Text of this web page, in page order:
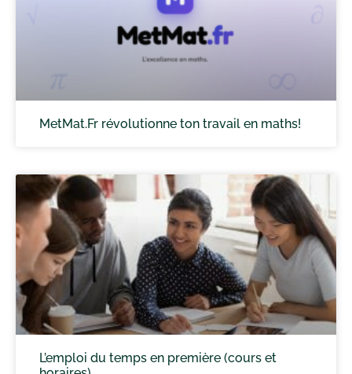
MetMat.Fr révolutionne ton travail en maths!
L’emploi du temps en première (cours et